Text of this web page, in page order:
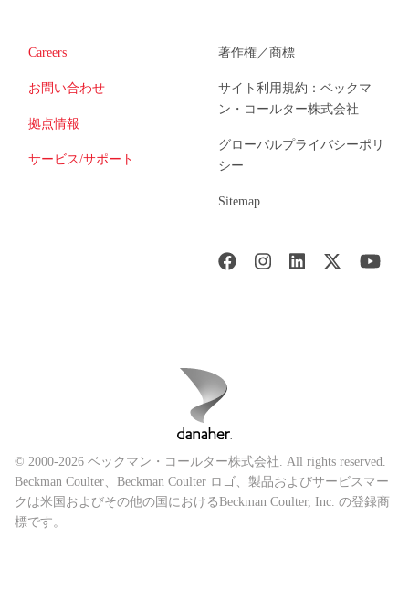
Careers
お問い合わせ
拠点情報
サービス/サポート
著作権／商標
サイト利用規約：ベックマ
ン・コールター株式会社
グローバルプライバシーポリ
シー
Sitemap
© 2000-2026 ベックマン・コールター株式会社. All rights reserved.
Beckman Coulter、Beckman Coulter ロゴ、製品およびサービスマー
クは米国およびその他の国におけるBeckman Coulter, Inc. の登録商
標です。